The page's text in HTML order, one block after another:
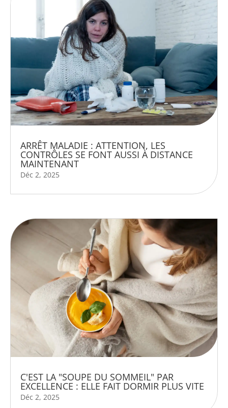
ARRÊT MALADIE : ATTENTION, LES
CONTRÔLES SE FONT AUSSI À DISTANCE
MAINTENANT
Déc 2, 2025
C'EST LA "SOUPE DU SOMMEIL" PAR
EXCELLENCE : ELLE FAIT DORMIR PLUS VITE
Déc 2, 2025